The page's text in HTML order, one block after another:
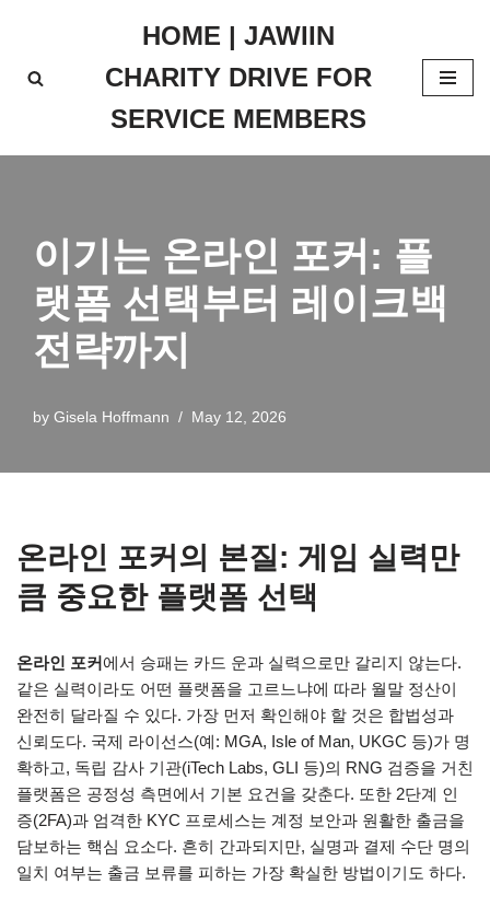
to
HOME | JAWIIN
CHARITY DRIVE FOR
SERVICE MEMBERS
이기는 온라인 포커: 플
랫폼 선택부터 레이크백
전략까지
by Gisela Hoffmann May 12, 2026
온라인 포커의 본질: 게임 실력만
큼 중요한 플랫폼 선택
온라인 포커에서 승패는 카드 운과 실력으로만 갈리지 않는다.
같은 실력이라도 어떤 플랫폼을 고르느냐에 따라 월말 정산이
완전히 달라질 수 있다. 가장 먼저 확인해야 할 것은 합법성과
신뢰도다. 국제 라이선스(예: MGA, Isle of Man, UKGC 등)가 명
확하고, 독립 감사 기관(iTech Labs, GLI 등)의 RNG 검증을 거친
플랫폼은 공정성 측면에서 기본 요건을 갖춘다. 또한 2단계 인
증(2FA)과 엄격한 KYC 프로세스는 계정 보안과 원활한 출금을
담보하는 핵심 요소다. 흔히 간과되지만, 실명과 결제 수단 명의
일치 여부는 출금 보류를 피하는 가장 확실한 방법이기도 하다.